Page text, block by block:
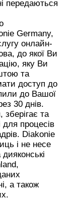
передаються
Germany,
онлайн-
до якої Ви
яку Ви
та
доступ до
до Вашої
30 днів.
та
для процесів
Diakonie
і не несе
а також